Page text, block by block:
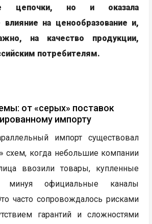
цепочки, но и оказала
влияние на ценообразование и,
на качество продукции,
потребителям.
от «серых» поставок
импорту
импорт существовал
схем, когда небольшие компании
ввозили товары, купленные
официальные каналы
часто сопровождалось рисками
гарантий и сложностями